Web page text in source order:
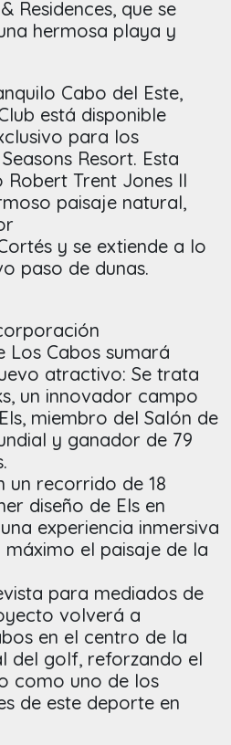
Residences, que se
hermosa playa y
Cabo del Este,
está disponible
para los
Resort. Esta
Trent Jones II
paisaje natural,
y se extiende a lo
paso de dunas.
Cabos sumará
atractivo: Se trata
un innovador campo
miembro del Salón de
y ganador de 79
un recorrido de 18
diseño de Els en
experiencia inmersiva
el paisaje de la
para mediados de
volverá a
en el centro de la
del golf, reforzando el
como uno de los
de este deporte en